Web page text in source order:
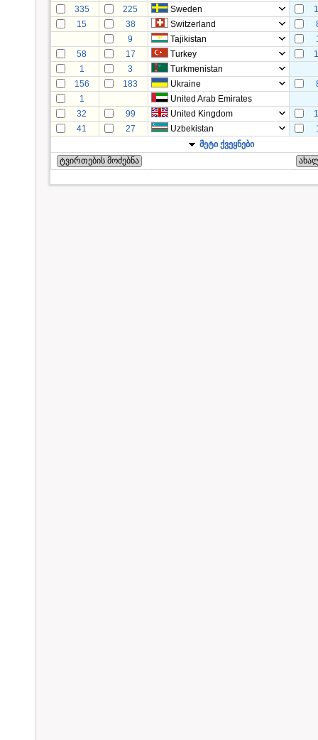
335
225 Sweden
15
38 Switzerland
9
Tajikistan
58
17 Turkey
1
3
Turkmenistan
156
183 Ukraine
1
United Arab Emirates
32
99 United Kingdom
41
27 Uzbekistan
მეტი ქვეყნები